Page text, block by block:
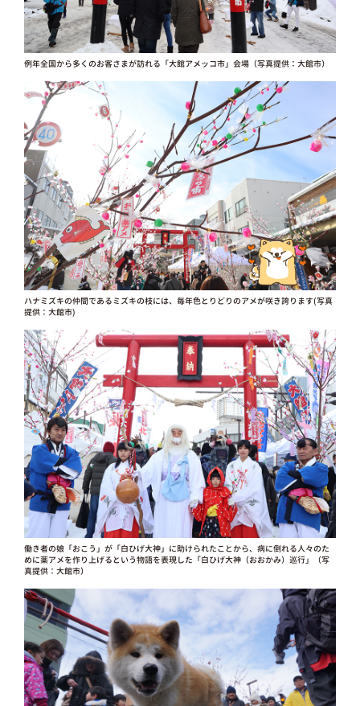
例年全国から多くのお客さまが訪れる「大館アメッコ市」会場（写真提供：大館市）
ハナミズキの仲間であるミズキの枝には、毎年色とりどりのアメが咲き誇ります(写真
提供：大館市)
働き者の娘「おこう」が「白ひげ大神」に助けられたことから、病に倒れる人々のた
めに薬アメを作り上げるという物語を表現した「白ひげ大神（おおかみ）巡行」（写
真提供：大館市）